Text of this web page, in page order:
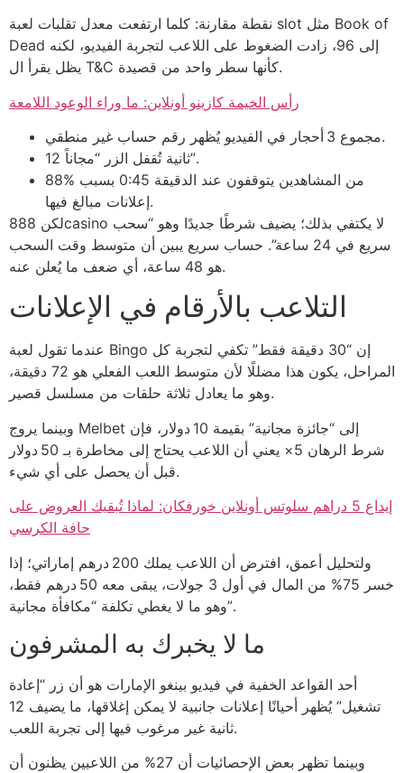
نقطة مقارنة: كلما ارتفعت معدل تقلبات لعبة slot مثل Book of
Dead إلى 96، زادت الضغوط على اللاعب لتجربة الفيديو، لكنه
يظل يقرأ ال T&C كأنها سطر واحد من قصيدة.
رأس الخيمة كازينو أونلاين: ما وراء الوعود اللامعة
مجموع 3 أحجار في الفيديو يُظهر رقم حساب غير منطقي.
12 ثانية تُقفل الزر “مجاناً”.
88% من المشاهدين يتوقفون عند الدقيقة 0:45 بسبب
إعلانات مبالغ فيها.
لكن 888casino لا يكتفي بذلك؛ يضيف شرطًا جديدًا وهو “سحب
سريع في 24 ساعة”. حساب سريع يبين أن متوسط وقت السحب
هو 48 ساعة، أي ضعف ما يُعلن عنه.
التلاعب بالأرقام في الإعلانات
عندما تقول لعبة Bingo إن “30 دقيقة فقط” تكفي لتجربة كل
المراحل، يكون هذا مضللًا لأن متوسط اللعب الفعلي هو 72 دقيقة،
وهو ما يعادل ثلاثة حلقات من مسلسل قصير.
وبينما يروج Melbet إلى “جائزة مجانية” بقيمة 10 دولار، فإن
شرط الرهان 5× يعني أن اللاعب يحتاج إلى مخاطرة بـ 50 دولار
قبل أن يحصل على أي شيء.
إيداع 5 دراهم سلوتس أونلاين خورفكان: لماذا تُبقيك العروض على
حافة الكرسي
ولتحليل أعمق، افترض أن اللاعب يملك 200 درهم إماراتي؛ إذا
خسر 75% من المال في أول 3 جولات، يبقى معه 50 درهم فقط،
وهو ما لا يغطي تكلفة “مكافأة مجانية”.
ما لا يخبرك به المشرفون
أحد القواعد الخفية في فيديو بينغو الإمارات هو أن زر “إعادة
تشغيل” يُظهر أحيانًا إعلانات جانبية لا يمكن إغلاقها، ما يضيف 12
ثانية غير مرغوب فيها إلى تجربة اللعب.
وبينما تظهر بعض الإحصائيات أن 27% من اللاعبين يظنون أن